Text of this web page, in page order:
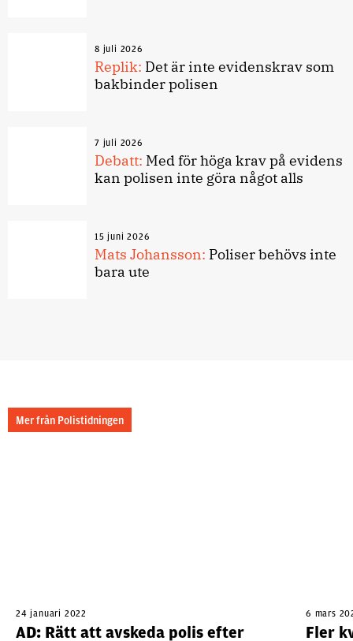
8 juli 2026
Replik: Det är inte evidenskrav som
bakbinder polisen
7 juli 2026
Debatt: Med för höga krav på evidens
kan polisen inte göra något alls
15 juni 2026
Mats Johansson: Poliser behövs inte
bara ute
Mer från Polistidningen
24 januari 2022
AD: Rätt att avskeda polis efter
6 mars
Fler